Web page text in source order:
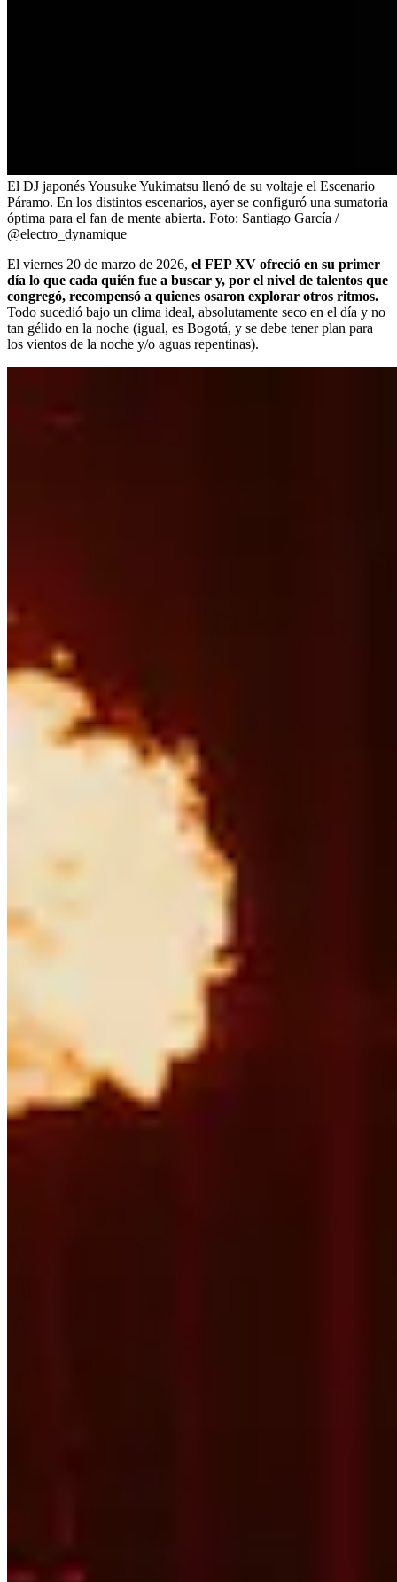
El DJ japonés Yousuke Yukimatsu llenó de su voltaje el Escenario
Páramo. En los distintos escenarios, ayer se configuró una sumatoria
óptima para el fan de mente abierta. Foto: Santiago García /
@electro_dynamique
El viernes 20 de marzo de 2026, el FEP XV ofreció en su primer
día lo que cada quién fue a buscar y, por el nivel de talentos que
congregó, recompensó a quienes osaron explorar otros ritmos.
Todo sucedió bajo un clima ideal, absolutamente seco en el día y no
tan gélido en la noche (igual, es Bogotá, y se debe tener plan para
los vientos de la noche y/o aguas repentinas).